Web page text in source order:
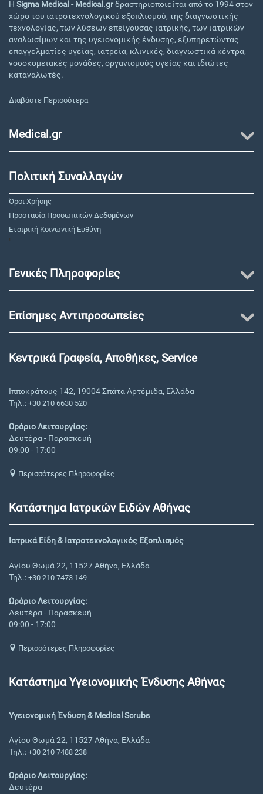
Η Sigma Medical - Medical.grδραστηριοποιείται από το 1994 στον
χώρο του ιατροτεχνολογικού εξοπλισμού, της διαγνωστικής
τεχνολογίας, των λύσεων επείγουσας ιατρικής, των ιατρικών
αναλωσίμων και της υγειονομικής ένδυσης, εξυπηρετώντας
επαγγελματίες υγείας, ιατρεία, κλινικές, διαγνωστικά κέντρα,
νοσοκομειακές μονάδες, οργανισμούς υγείας και ιδιώτες
καταναλωτές.
Διαβάστε Περισσότερα
Medical.gr
Πολιτική Συναλλαγών
Όροι Χρήσης
Προστασία Προσωπικών Δεδομένων
Εταιρική Κοινωνική Ευθύνη
"
Γενικές Πληροφορίες
Επίσημες Αντιπροσωπείες
Κεντρικά Γραφεία, Αποθήκες, Service
Ιπποκράτους 142, 19004 Σπάτα Αρτέμιδα, Ελλάδα
Τηλ.: +30 210 6630 520
Ωράριο Λειτουργίας:
Δευτέρα - Παρασκευή
09:00 - 17:00
Περισσότερες Πληροφορίες
Κατάστημα Ιατρικών Ειδών Αθήνας
Ιατρικά Είδη & Ιατροτεχνολογικός Εξοπλισμός
Αγίου Θωμά 22, 11527 Αθήνα, Ελλάδα
Τηλ.: +30 210 7473 149
Ωράριο Λειτουργίας:
Δευτέρα - Παρασκευή
09:00 - 17:00
Περισσότερες Πληροφορίες
Κατάστημα Υγειονομικής Ένδυσης Αθήνας
Υγειονομική Ένδυση & Medical Scrubs
Αγίου Θωμά 22, 11527 Αθήνα, Ελλάδα
Τηλ.: +30 210 7488 238
Ωράριο Λειτουργίας:
Δευτέρα